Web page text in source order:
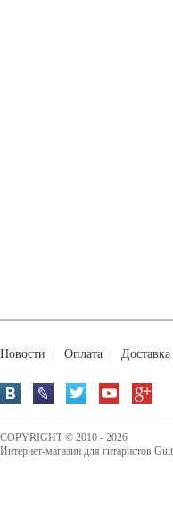
Новости Оплата Доставка
COPYRIGHT © 2010 - 2026
Интернет-магазин для гитаристов